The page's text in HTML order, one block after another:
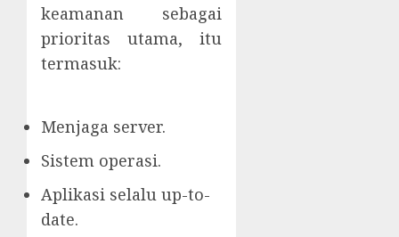
keamanan sebagai
prioritas utama, itu
termasuk:
Menjaga server.
Sistem operasi.
Aplikasi selalu up-to-
date.